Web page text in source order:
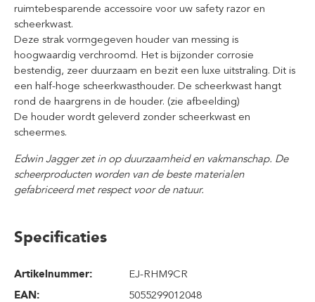
ruimtebesparende accessoire voor uw safety razor en
scheerkwast.
Deze strak vormgegeven houder van messing is
hoogwaardig verchroomd. Het is bijzonder corrosie
bestendig, zeer duurzaam en bezit een luxe uitstraling. Dit is
een half-hoge scheerkwasthouder. De scheerkwast hangt
rond de haargrens in de houder. (zie afbeelding)
De houder wordt geleverd zonder scheerkwast en
scheermes.
Edwin Jagger zet in op duurzaamheid en vakmanschap. De
scheerproducten worden van de beste materialen
gefabriceerd met respect voor de natuur.
Specificaties
Artikelnummer:
EJ-RHM9CR
EAN:
5055299012048